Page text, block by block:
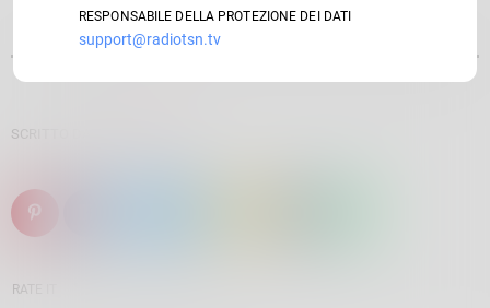
SCRITTO DA:
RATE IT
RESPONSABILE DELLA PROTEZIONE DEI DATI
support@radiotsn.tv